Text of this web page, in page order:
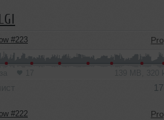
#223
#222